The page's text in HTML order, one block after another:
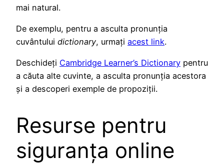
mai natural.
De exemplu, pentru a asculta pronunția
cuvântului dictionary, urmați acest link.
Deschideți Cambridge Learner’s Dictionary pentru
a căuta alte cuvinte, a asculta pronunția acestora
și a descoperi exemple de propoziții.
Resurse pentru
siguranța online